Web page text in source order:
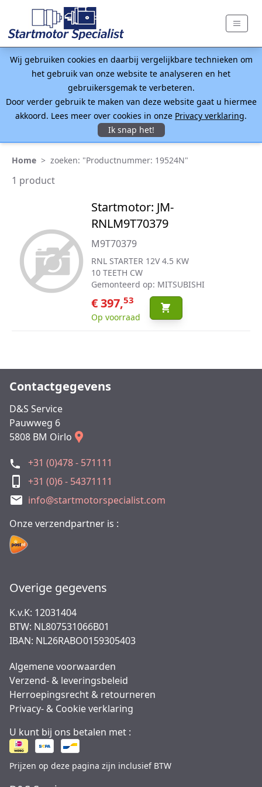
Wij gebruiken cookies en daarbij vergelijkbare technieken om
het gebruik van onze website te analyseren en het
gebruikersgemak te verbeteren.
Door verder gebruik te maken van deze website gaat u hiermee
akkoord. Lees meer over cookies in onze Privacy verklaring.
Ik snap het!
Home > zoeken: "Productnummer: 19524N"
1 product
Startmotor: JM-
RNLM9T70379
M9T70379
RNL STARTER 12V 4.5 KW
10 TEETH CW
Gemonteerd op: MITSUBISHI
€ 397,53
Op voorraad
Contactgegevens
D&S Service
Pauwweg 6
5808 BM Oirlo
+31 (0)478 - 571111
+31 (0)6 - 54371111
info@startmotorspecialist.com
Onze verzendpartner is :
Overige gegevens
K.v.K: 12031404
BTW: NL807531066B01
IBAN: NL26RABO0159305403
Algemene voorwaarden
Verzend- & leveringsbeleid
Herroepingsrecht & retourneren
Privacy- & Cookie verklaring
U kunt bij ons betalen met :
Prijzen op deze pagina zijn inclusief BTW